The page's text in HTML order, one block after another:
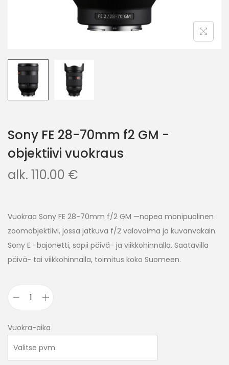
Sony FE 28-70mm f2 GM -
objektiivi vuokraus
alk. 110.00 €
Vuokraa Sony FE 28-70mm f/2 GM —nopea monipuolinen
zoomobjektiivi, jossa jatkuva f/2 valovoima ja kuvanvakain.
Sony E -bajonetti, sopii päivä- ja viikkohinnalla. Saatavilla
päivä- tai viikkohinnalla, toimitus koko Suomeen.
Vuokra-aika